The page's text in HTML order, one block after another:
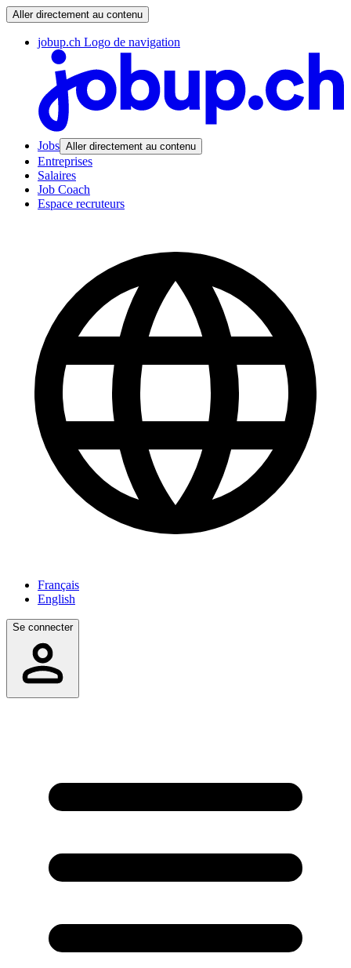
Aller directement au contenu
jobup.ch Logo de navigation
Jobs Aller directement au contenu
Entreprises
Salaires
Job Coach
Espace recruteurs
Français
English
Se connecter